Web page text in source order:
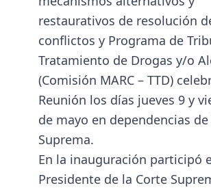
restaurativos de resolución
conflictos y Programa de
Tratamiento de Drogas y/o
(Comisión MARC – TTD)
Reunión los días jueves 9 y
de mayo en dependencias
Suprema.
En la inauguración participó
Presidente de la Corte